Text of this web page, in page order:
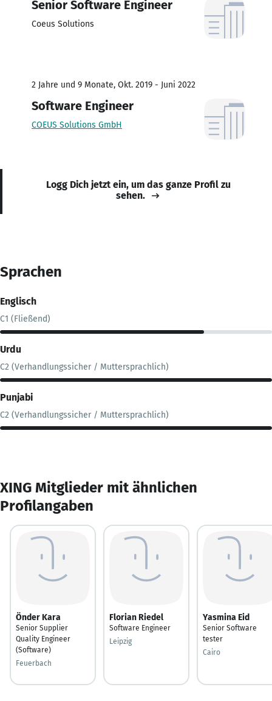
Senior Software Engineer
Coeus Solutions
2 Jahre und 9 Monate, Okt. 2019 - Juni 2022
Software Engineer
COEUS Solutions GmbH
Logg Dich jetzt ein, um das ganze Profil zu
sehen.
Sprachen
Englisch
C1 (Fließend)
Urdu
C2 (Verhandlungssicher / Muttersprachlich)
Punjabi
C2 (Verhandlungssicher / Muttersprachlich)
XING Mitglieder mit ähnlichen
Profilangaben
Önder Kara
Senior Supplier
Quality Engineer
(Software)
Feuerbach
Florian Riedel
Software Engineer
Leipzig
Yasmina Eid
Senior Software
tester
Cairo